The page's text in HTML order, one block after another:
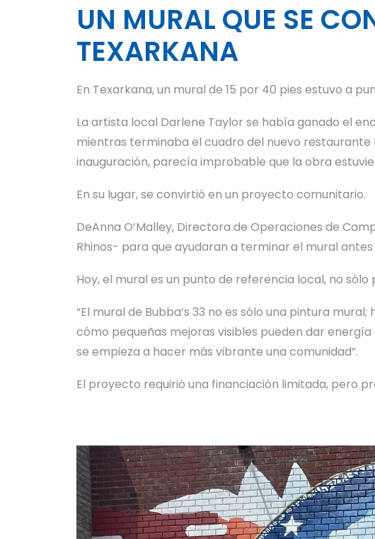
UN MURAL QUE SE
TEXARKANA
En Texarkana, un mural de 15 por 40 pies estuvo a
La artista local Darlene Taylor se había ganado el
mientras terminaba el cuadro del nuevo restaurante
inauguración, parecía improbable que la obra
En su lugar, se convirtió en un proyecto comunitario.
DeAnna O’Malley, Directora de Operaciones de
Rhinos- para que ayudaran a terminar el mural
Hoy, el mural es un punto de referencia local, no
“El mural de Bubba’s 33 no es sólo una pintura
cómo pequeñas mejoras visibles pueden dar
se empieza a hacer más vibrante una comunidad”.
El proyecto requirió una financiación limitada, pero